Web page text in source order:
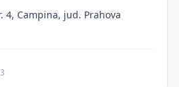
4, Campina, jud. Prahova